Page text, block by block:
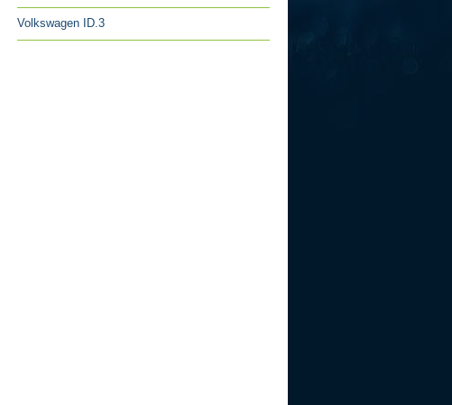
Volkswagen ID.3